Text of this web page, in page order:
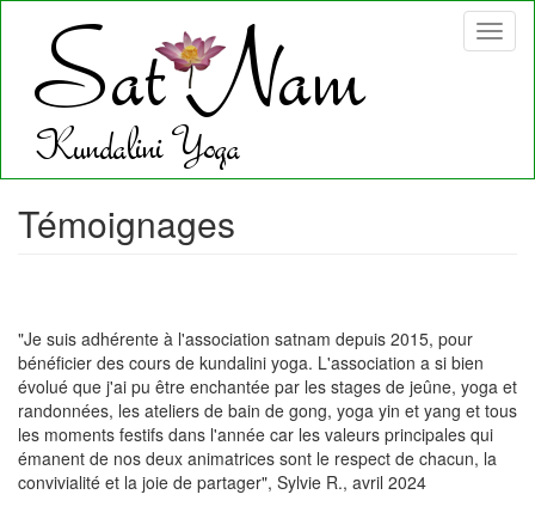
contenu
principal
Témoignages
"Je suis adhérente à l'association satnam depuis 2015, pour
bénéficier des cours de kundalini yoga. L'association a si bien
évolué que j'ai pu être enchantée par les stages de jeûne, yoga et
randonnées, les ateliers de bain de gong, yoga yin et yang et tous
les moments festifs dans l'année car les valeurs principales qui
émanent de nos deux animatrices sont le respect de chacun, la
convivialité et la joie de partager", Sylvie R., avril 2024